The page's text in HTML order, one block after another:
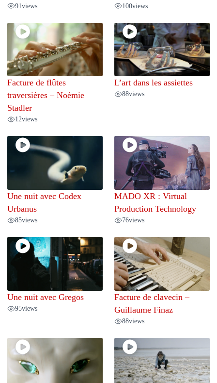
91views 100views
Facture de flûtes
traversières – Noémie
Stadler
12views
L’art dans les assiettes
88views
Une nuit avec Codex
Urbanus
85views
MADO XR : Virtual
Production Technology
76views
Une nuit avec Gregos
95views
Facture de clavecin –
Guillaume Finaz
88views